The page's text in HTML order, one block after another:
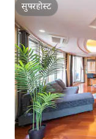
सुपरहोस्ट
सुपरहोस्ट